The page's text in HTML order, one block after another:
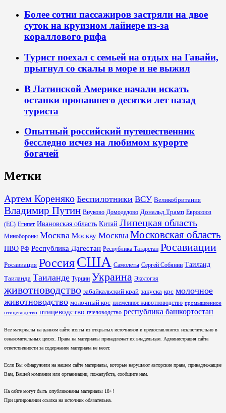
Более сотни пассажиров застряли на двое
суток на круизном лайнере из-за
кораллового рифа
Турист поехал с семьей на отдых на Гавайи,
прыгнул со скалы в море и не выжил
В Латинской Америке начали искать
останки пропавшего десятки лет назад
туриста
Опытный российский путешественник
бесследно исчез на любимом курорте
богачей
Метки
Артем Кореняко Беспилотники ВСУ Великобритания
Владимир Путин Внуково Домодедово Дональд Трамп Евросоюз
(ЕС) Египет Ивановская область Китай Липецкая область
Минобороны Москва Москву Москвы Московская область
ПВО РФ Республика Дагестан Республика Татарстан Росавиации
Росавиация РоссияСША Самолеты Сергей Собянин Таиланд
Таиланда Таиланде Турции Украина Экология
животноводство забайкальский край закуска крс молочное
животноводство молочный крс племенное животноводство промышленное
птицеводство птицеводство пчеловодство республика башкортостан
Все материалы на данном сайте взяты из открытых источников и предоставляются исключительно в
ознакомительных целях. Права на материалы принадлежат их владельцам. Администрация сайта
ответственности за содержание материала не несет.
Если Вы обнаружили на нашем сайте материалы, которые нарушают авторские права, принадлежащие
Вам, Вашей компании или организации, пожалуйста, сообщите нам.
На сайте могут быть опубликованы материалы 18+!
При цитировании ссылка на источник обязательна.